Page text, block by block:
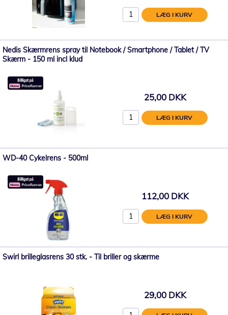
LÆG I KURV
Nedis Skærmrens spray til Notebook / Smartphone / Tablet / TV
Skærm - 150 ml incl klud
25,00 DKK
LÆG I KURV
WD-40 Cykelrens - 500ml
112,00 DKK
LÆG I KURV
Swirl brilleglasrens 30 stk. - Til briller og skærme
29,00 DKK